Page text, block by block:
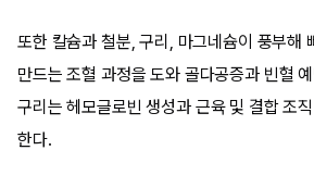
또한 칼슘과 철분, 구리, 마그네슘이 풍부해
만드는 조혈 과정을 도와 골다공증과 빈혈
구리는 헤모글로빈 생성과 근육 및 결합 조
한다.